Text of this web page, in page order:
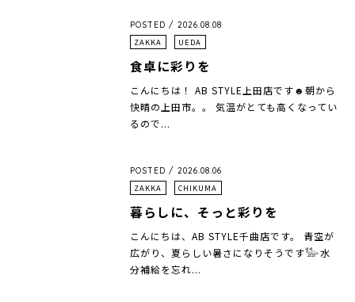
POSTED / 2026.08.08
ZAKKA UEDA
食卓に彩りを
こんにちは！ AB STYLE上田店です☻朝から
快晴の上田市。。 気温がとても高くなってい
るので...
POSTED / 2026.08.06
ZAKKA CHIKUMA
暮らしに、そっと彩りを
こんにちは、AB STYLE千曲店です。 青空が
広がり、夏らしい暑さになりそうです𓅺水
分補給を忘れ...